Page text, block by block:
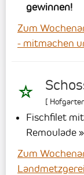
gewinnen!
Zum
- mitmachen
[
Fischfilet
Remoulade
Zum
Landmetzgerei